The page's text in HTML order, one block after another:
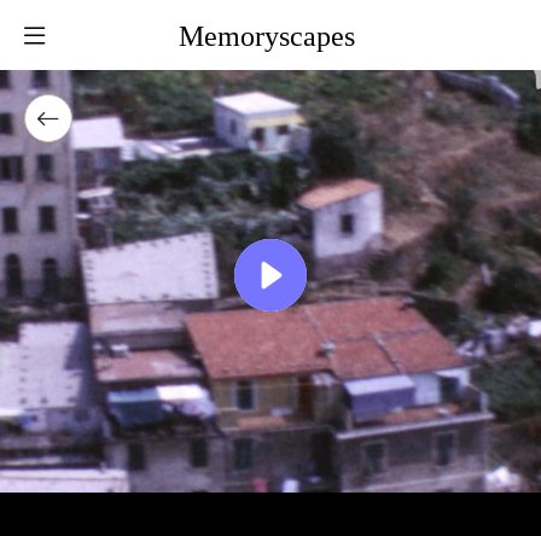
Memoryscapes